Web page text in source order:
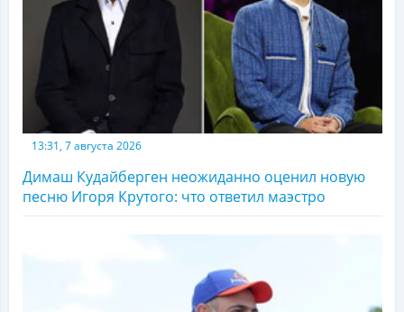
13:31, 7 августа 2026
Димаш Кудайберген неожиданно оценил новую
песню Игоря Крутого: что ответил маэстро